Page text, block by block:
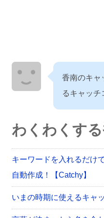
香南のキャ
るキャッチ
わくわくす
キーワードを入れるだけ
自動作成！【Catchy】
いまの時期に使えるキャ